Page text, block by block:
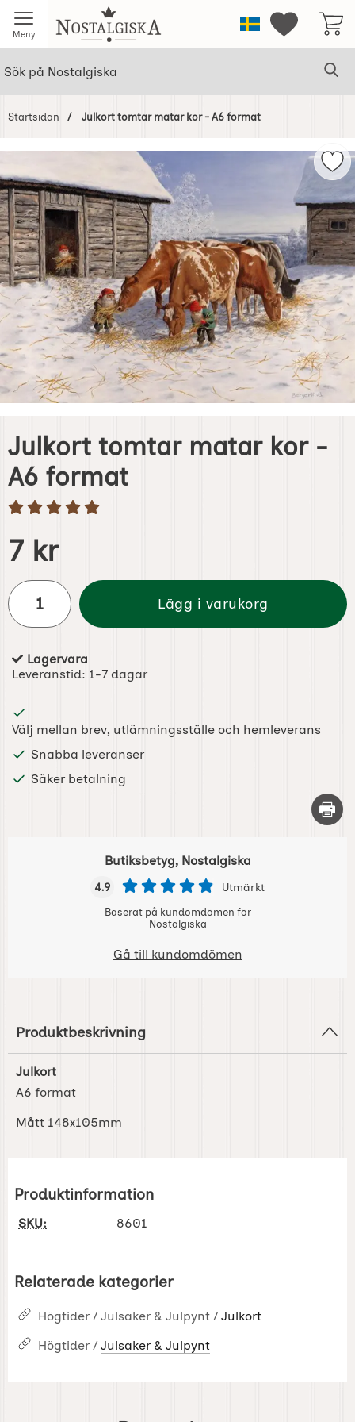
Meny Startsidan för NostalgiskaSverigeMina
Startsidan Julkort tomtar matar kor - A6 format
Bilder
Julkort tomtar matar kor -
A6 format
Handla denna produkt Julkort tomtar matar kor - A6
pris
7 kr
antal
Lägg i varukorg
Tillgänglighet:
Lagervara
Leveranstid: 1-7 dagar
Välj mellan brev, utlämningsställe och hemleverans
Snabba leveranser
Säker betalning
Skriv
Butiksbetyg, Nostalgiska
4.9 Utmärkt
Baserat på kundomdömen för
Nostalgiska
Gå till kundomdömen
Produktbeskrivning
Julkort
A6 format
Mått 148x105mm
Produktinformation
SKU: 8601
Relaterade kategorier
Högtider / Julsaker & Julpynt / Julkort
Högtider / Julsaker & Julpynt